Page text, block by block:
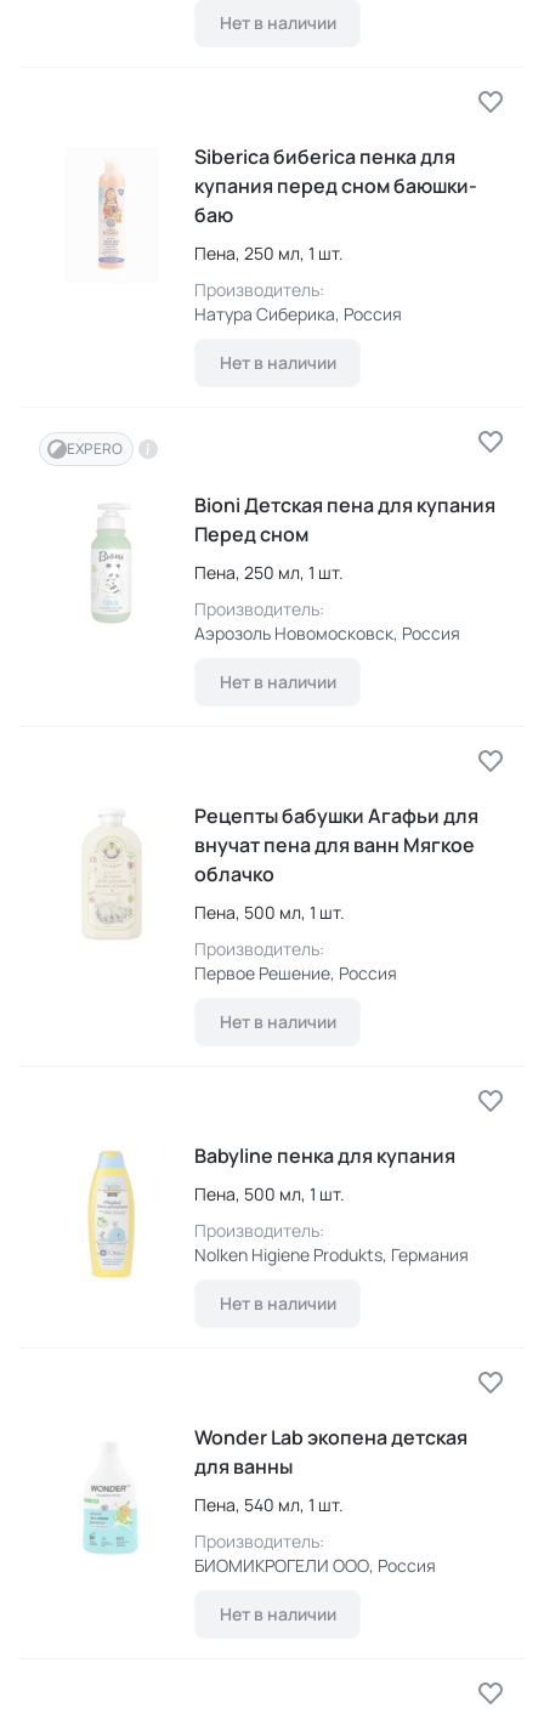
Нет в наличии
Siberica бибerica пенка для
купания перед сном баюшки-
баю
Пена, 250 мл, 1 шт.
Производитель:
Натура Сиберика, Россия
Нет в наличии
EXPERO
Bioni Детская пена для купания
Перед сном
Пена, 250 мл, 1 шт.
Производитель:
Аэрозоль Новомосковск, Россия
Нет в наличии
Рецепты бабушки Агафьи для
внучат пена для ванн Мягкое
облачко
Пена, 500 мл, 1 шт.
Производитель:
Первое Решение, Россия
Нет в наличии
Babyline пенка для купания
Пена, 500 мл, 1 шт.
Производитель:
Nolken Higiene Produkts, Германия
Нет в наличии
Wonder Lab экопена детская
для ванны
Пена, 540 мл, 1 шт.
Производитель:
БИОМИКРОГЕЛИ ООО, Россия
Нет в наличии